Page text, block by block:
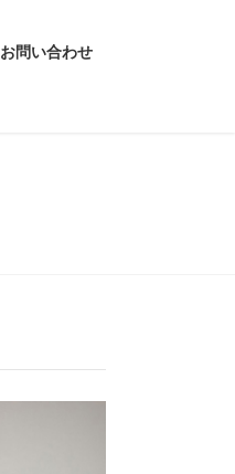
お問い合わせ